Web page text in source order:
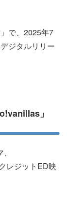
」で、2025年7
ジタルリリー
」
レジットED映